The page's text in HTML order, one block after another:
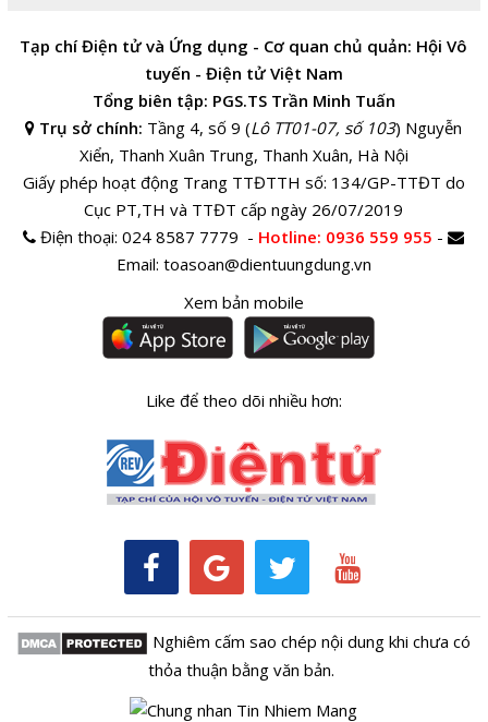
Tạp chí Điện tử và Ứng dụng - Cơ quan chủ quản: Hội Vô
tuyến - Điện tử Việt Nam
Tổng biên tập: PGS.TS Trần Minh Tuấn
Trụ sở chính: Tầng 4, số 9 (Lô TT01-07, số 103) Nguyễn
Xiển, Thanh Xuân Trung, Thanh Xuân, Hà Nội
Giấy phép hoạt động Trang TTĐTTH số: 134/GP-TTĐT do
Cục PT,TH và TTĐT cấp ngày 26/07/2019
Điện thoại:024 8587 7779 - Hotline: 0936 559 955 -
Email: toasoan@dientuungdung.vn
Xem bản mobile
Like để theo dõi nhiều hơn:
Nghiêm cấm sao chép nội dung khi chưa có
thỏa thuận bằng văn bản.